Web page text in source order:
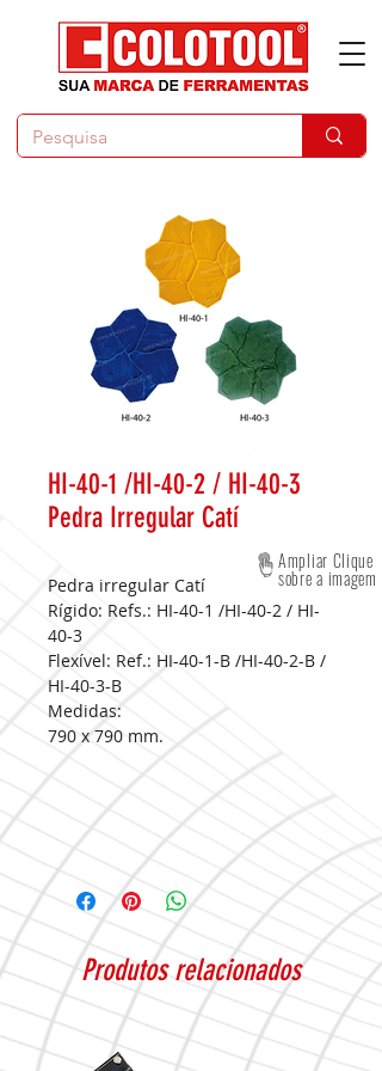
HI-40-1 /HI-40-2 / HI-40-3
Pedra Irregular Catí
Pedra irregular Catí
Rígido: Refs.: HI-40-1 /HI-40-2 / HI-
40-3
Flexível: Ref.: HI-40-1-B /HI-40-2-B /
HI-40-3-B
Medidas:
790 x 790 mm.
Ampliar Clique
sobre a imagem
Produtos relacionados